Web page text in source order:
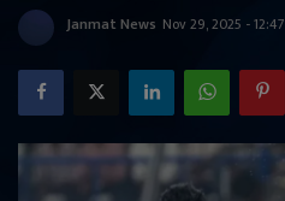
अंतर्राष्ट्रीय
राज्य
Janmat News Nov 29, 2025 - 12:47